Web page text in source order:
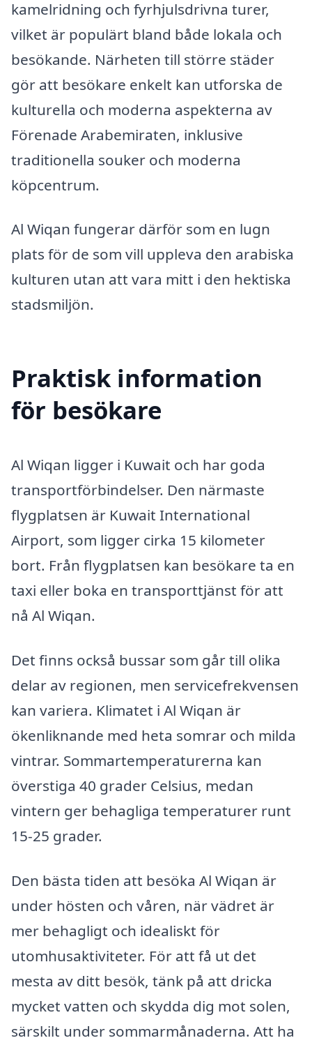
kamelridning och fyrhjulsdrivna turer,
vilket är populärt bland både lokala och
besökande. Närheten till större städer
gör att besökare enkelt kan utforska de
kulturella och moderna aspekterna av
Förenade Arabemiraten, inklusive
traditionella souker och moderna
köpcentrum.
Al Wiqan fungerar därför som en lugn
plats för de som vill uppleva den arabiska
kulturen utan att vara mitt i den hektiska
stadsmiljön.
Praktisk information
för besökare
Al Wiqan ligger i Kuwait och har goda
transportförbindelser. Den närmaste
flygplatsen är Kuwait International
Airport, som ligger cirka 15 kilometer
bort. Från flygplatsen kan besökare ta en
taxi eller boka en transporttjänst för att
nå Al Wiqan.
Det finns också bussar som går till olika
delar av regionen, men servicefrekvensen
kan variera. Klimatet i Al Wiqan är
ökenliknande med heta somrar och milda
vintrar. Sommartemperaturerna kan
överstiga 40 grader Celsius, medan
vintern ger behagliga temperaturer runt
15-25 grader.
Den bästa tiden att besöka Al Wiqan är
under hösten och våren, när vädret är
mer behagligt och idealiskt för
utomhusaktiviteter. För att få ut det
mesta av ditt besök, tänk på att dricka
mycket vatten och skydda dig mot solen,
särskilt under sommarmånaderna. Att ha